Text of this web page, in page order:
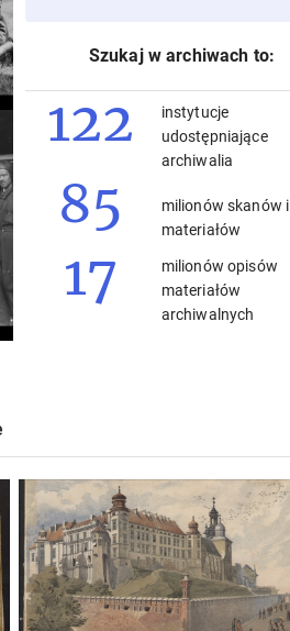
Szukaj w archiwach to:
122
instytucje
udostępniające
archiwalia
85
milionów skanów i
materiałów
17
milionów opisów
materiałów
archiwalnych